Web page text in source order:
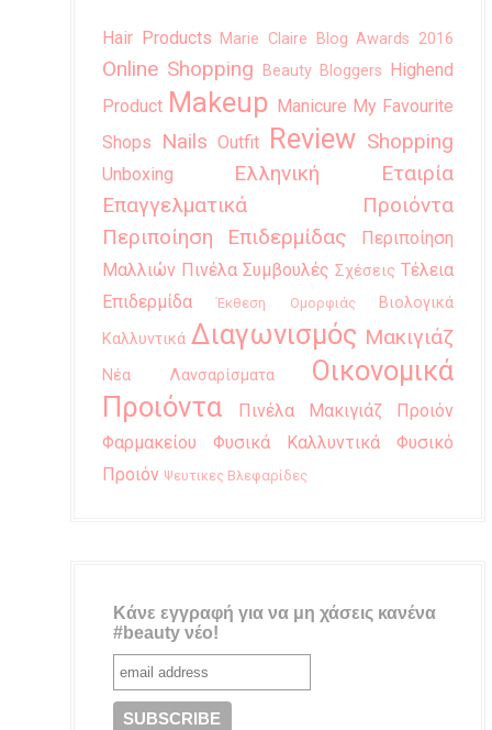
Hair Products Marie Claire Blog Awards 2016
Online Shopping Beauty Bloggers Highend
Product Makeup Manicure My Favourite
Shops
Nails Outfit Review Shopping
Unboxing
Ελληνική Εταιρία
Επαγγελματικά Προιόντα
Περιποίηση Επιδερμίδας
Περιποίηση
Μαλλιών Πινέλα Συμβουλές Σχέσεις Τέλεια
Επιδερμίδα
Έκθεση Ομορφιάς
Βιολογικά
Καλλυντικά Διαγωνισμός Μακιγιάζ
Νέα Λανσαρίσματα
Οικονομικά
Προιόντα
Πινέλα Μακιγιάζ
Προιόν
Φαρμακείου
Φυσικά Καλλυντικά
Φυσικό
Προιόν Ψευτικες Βλεφαρίδες
Κάνε εγγραφή για να μη χάσεις κανένα
#beauty νέο!